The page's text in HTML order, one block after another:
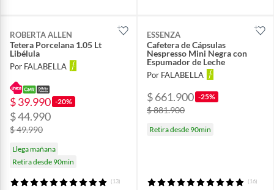
ROBERTA ALLEN
Tetera Porcelana 1.05 Lt
Libélula
Por FALABELLA
$ 39.990 -20%
$ 44.990
$ 49.990
Llega mañana
Retira desde 90min
(13)
ESSENZA
Cafetera de Cápsulas
Nespresso Mini Negra con
Espumador de Leche
Por FALABELLA
$ 661.900 -25%
$ 881.900
Retira desde 90min
(16)